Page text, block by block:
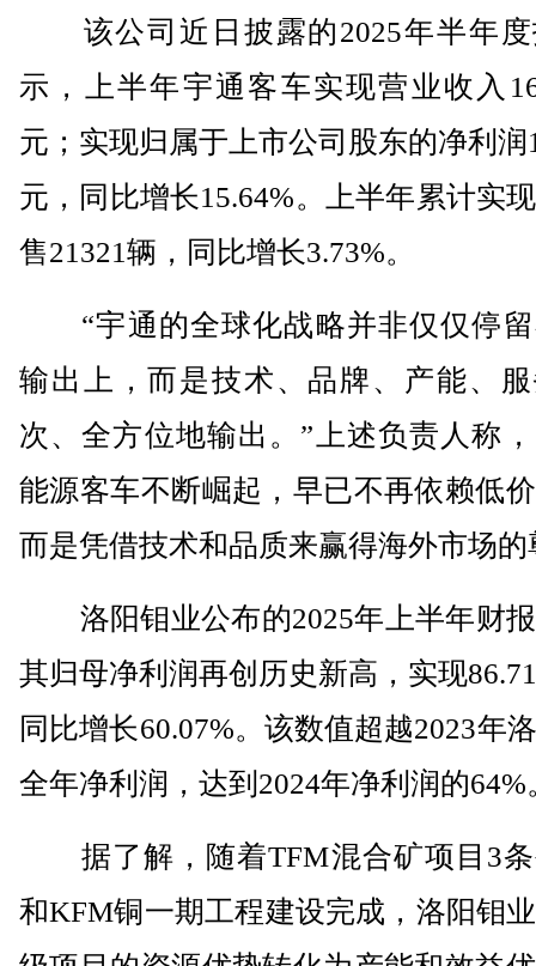
该公司近日披露的2025年半年度
示，上半年宇通客车实现营业收入
元；实现归属于上市公司股东的净利润
元，同比增长15.64%。上半年累计实
售21321辆，同比增长3.73%。
“宇通的全球化战略并非仅仅停留
输出上，而是技术、品牌、产能、
次、全方位地输出。”上述负责人称
能源客车不断崛起，早已不再依赖低
而是凭借技术和品质来赢得海外市场的
洛阳钼业公布的2025年上半年财
其归母净利润再创历史新高，实现
同比增长60.07%。该数值超越2023年
全年净利润，达到2024年净利润的64%
据了解，随着TFM混合矿项目3条
和KFM铜一期工程建设完成，洛阳钼